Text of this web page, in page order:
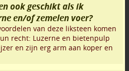
ook geschikt als ik
en/of zemelen voer?
van deze liksteen komen
recht: Luzerne en bietenpulp
en zijn erg arm aan koper en